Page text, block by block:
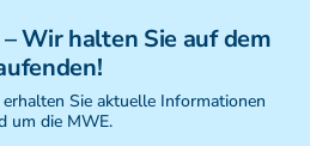
– Wir halten Sie auf dem
Sie aktuelle Informationen
um die MWE.